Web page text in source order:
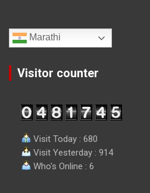
Marathi
Visitor counter
Visit Today : 680
Visit Yesterday : 914
Who's Online : 6